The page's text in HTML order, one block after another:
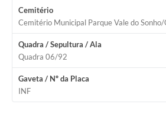
Cemitério
Cemitério Municipal Parque Vale do
Quadra / Sepultura / Ala
Quadra 06/92
Gaveta / Nº da Placa
INF